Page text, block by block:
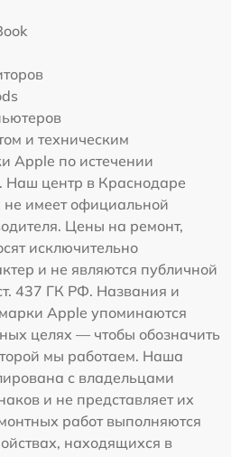
и техническим
Apple по истечении
Наш центр в Краснодаре
не имеет официальной
Цены на ремонт,
исключительно
и не являются публичной
437 ГК РФ. Названия и
Apple упоминаются
целях — чтобы обозначить
мы работаем. Наша
с владельцами
и не представляет их
работ выполняются
находящихся в